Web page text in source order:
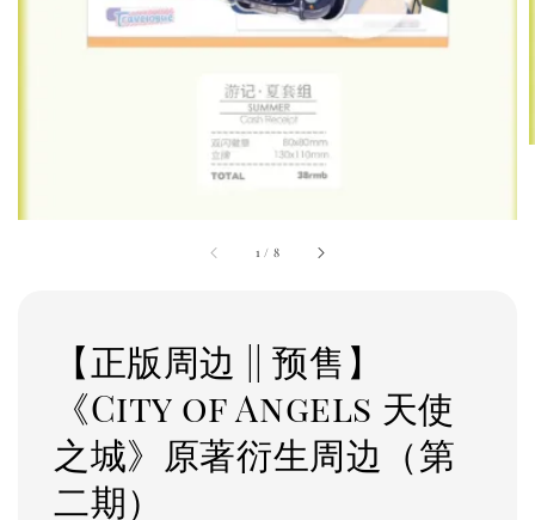
1 / 8
【正版周边 || 预售】
《City of Angels 天使
之城》原著衍生周边（第
二期）